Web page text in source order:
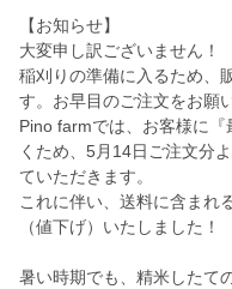
【お知らせ】
大変申し訳ございません！
稲刈りの準備に入るため、
す。お早目のご注文をお願
Pino farmでは、お客様に
くため、5月14日ご注文分
ていただきます。
これに伴い、送料に含まれ
（値下げ）いたしました！
暑い時期でも、精米したて